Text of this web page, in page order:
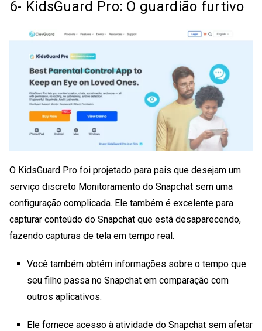
6- KidsGuard Pro: O guardião furtivo
O KidsGuard Pro foi projetado para pais que desejam um
serviço discreto Monitoramento do Snapchat sem uma
configuração complicada. Ele também é excelente para
capturar conteúdo do Snapchat que está desaparecendo,
fazendo capturas de tela em tempo real.
Você também obtém informações sobre o tempo que
seu filho passa no Snapchat em comparação com
outros aplicativos.
Ele fornece acesso à atividade do Snapchat sem afetar